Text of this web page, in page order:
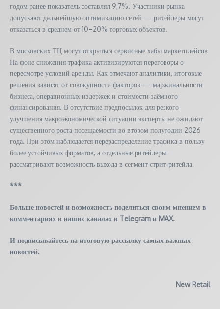
годом ранее показатель составлял 9,7%. Участники рынка
допускают дальнейшую оптимизацию сетей — ритейлеры могут
отказаться в среднем от 10–20% торговых объектов.
В московских ТЦ могут открыться сервисные хабы маркетплейсов
На фоне снижения трафика активизируются переговоры о
пересмотре условий аренды. Как отмечают аналитики, итоговые
решения зависят от совокупности факторов — маржинальности
бизнеса, операционных издержек и стоимости заёмного
финансирования. В отсутствие предпосылок для резкого
улучшения макроэкономической ситуации эксперты не ожидают
существенного роста посещаемости во втором полугодии 2026
года. При этом наблюдается перераспределение трафика в пользу
более устойчивых форматов, а отдельные ритейлеры
рассматривают возможность выхода в сегмент стрит‑ритейла.
***
Больше новостей и возможность поделиться своим мнением в
комментариях в наших каналах в Telegram и MAX.
И подписывайтесь на итоговую рассылку самых важных
новостей.
New Retail